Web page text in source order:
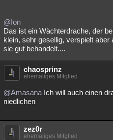
@Ion
Das ist ein Wächterdrache, der
klein, sehr gesellig, verspielt
sie gut behandelt....
chaosprinz
ehemaliges Mitglied
@Amasana Ich will auch einen
niedlichen
zez0r
ehemaliges Mitglied